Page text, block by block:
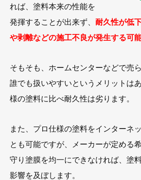
れば、塗料本来の性能を
発揮することが出来ず、 耐久性が低
や剥離などの施工不良が発生する可
そもそも、ホームセンターなどで売
誰でも扱いやすいというメリットは
様の塗料に比べ耐久性は劣ります。
また、プロ仕様の塗料をインターネ
とも可能ですが、メーカーが定める
守り塗膜を均一にできなければ、塗
影響を及ぼします。